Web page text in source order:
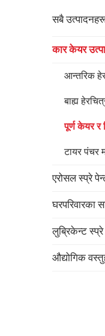
सबै
कार केयर
आन्तरिक
बाह्य
पूर्ण केयर र
टायर पंचर
एरोसल स्प्रे
घरपरिवारका
लुब्रिकेन्ट स्प्रे
औद्योगिक